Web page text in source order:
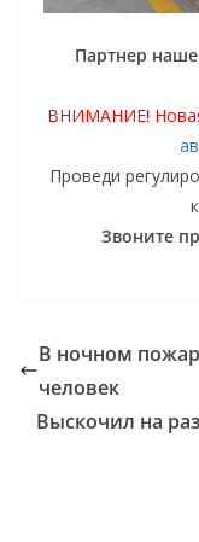
Партнер
ВНИМАНИЕ!
Проведи
Звоните
В ночном
человек
Выскочил на